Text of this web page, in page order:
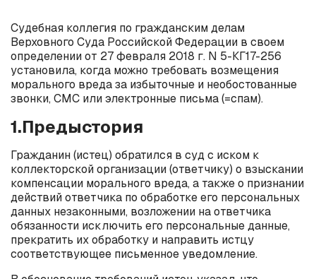
Судебная коллегия по гражданским делам
Верховного Суда Российской Федерации в своем
определении от 27 февраля 2018 г. N 5-КГ17-256
установила, когда можно требовать возмещения
морального вреда за избыточные и необостованные
звонки, СМС или электронные письма (=спам).
1.Предыстория
Гражданин (истец) обратился в суд с иском к
коллекторской организации (ответчику) о взыскании
компенсации морального вреда, а также о признании
действий ответчика по обработке его персональных
данных незаконными, возложении на ответчика
обязанности исключить его персональные данные,
прекратить их обработку и направить истцу
соответствующее письменное уведомление.